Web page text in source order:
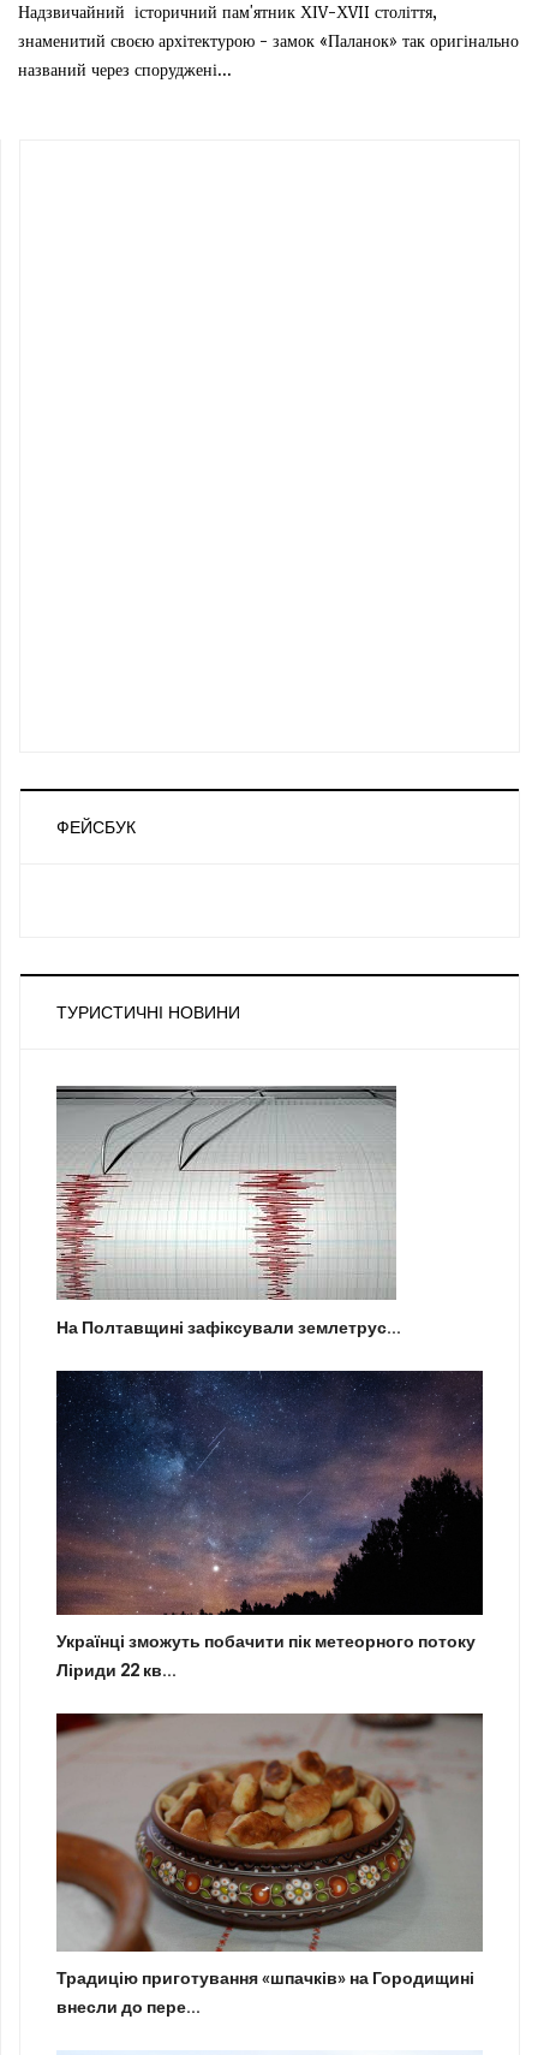
Надзвичайний історичний пам'ятник ХІV-ХVII століття,
знаменитий своєю архітектурою - замок «Паланок» так оригінально
названий через споруджені...
ФЕЙСБУК
ТУРИСТИЧНІ НОВИНИ
На Полтавщині зафіксували землетрус...
Українці зможуть побачити пік метеорного потоку
Ліриди 22 кв...
Традицію приготування «шпачків» на Городищині
внесли до пере...